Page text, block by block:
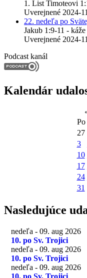
1. List Timoteovi
Uverejnené 2024-
22. nedeľa po
Jakub 1:9-11 -
Uverejnené 2024-
Podcast kanál
Kalendár
Po
27
3
10
17
24
31
Nasledujúce
nedeľa - 09. aug 2026
10. po Sv. Trojici
nedeľa - 09. aug 2026
10. po Sv. Trojici
nedeľa - 09. aug 2026
10. po Sv. Trojici